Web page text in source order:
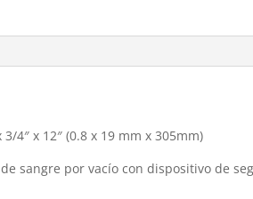
4″ x 12″ (0.8 x 19 mm x 305mm)
sangre por vacío con dispositivo de